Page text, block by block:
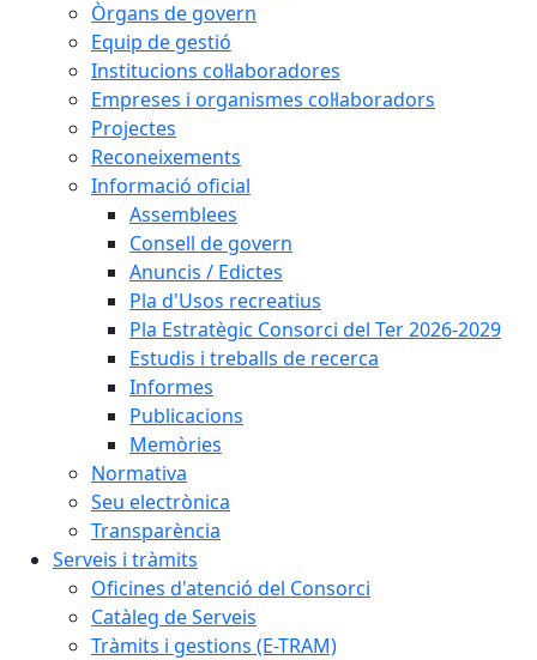
Òrgans de govern
Equip de gestió
Institucions col·laboradores
Empreses i organismes col·laboradors
Projectes
Reconeixements
Informació oficial
Assemblees
Consell de govern
Anuncis / Edictes
Pla d'Usos recreatius
Pla Estratègic Consorci del Ter 2026-2029
Estudis i treballs de recerca
Informes
Publicacions
Memòries
Normativa
Seu electrònica
Transparència
Serveis i tràmits
Oficines d'atenció del Consorci
Catàleg de Serveis
Tràmits i gestions (E-TRAM)